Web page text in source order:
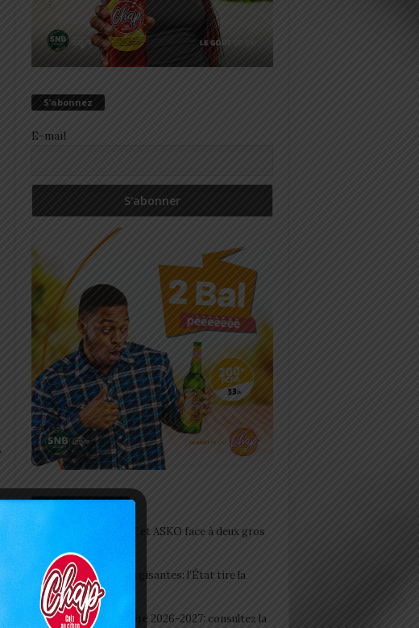
S’abonnez
E-mail
Articles récents
Interclubs CAF: ASCK et ASKO face à deux gros
morceaux
Togo/ Boissons énergisantes: l’État tire la
sonnette d’alarme
Togo/ Rentrée scolaire 2026-2027: consultez la